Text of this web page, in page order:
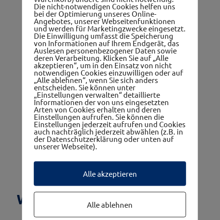
Was bedeutet westwinkel?
Die nicht-notwendigen Cookies helfen uns
bei der Optimierung unseres Online-
Angebotes, unserer Webseitenfunktionen
und werden für Marketingzwecke eingesetzt.
Die Einwilligung umfasst die Speicherung
von Informationen auf Ihrem Endgerät, das
Auslesen personenbezogener Daten sowie
deren Verarbeitung. Klicken Sie auf „Alle
akzeptieren“, um in den Einsatz von nicht
notwendigen Cookies einzuwilligen oder auf
„Alle ablehnen“, wenn Sie sich anders
entscheiden. Sie können unter
„Einstellungen verwalten“ detaillierte
Informationen der von uns eingesetzten
Arten von Cookies erhalten und deren
Einstellungen aufrufen. Sie können die
Einstellungen jederzeit aufrufen und Cookies
auch nachträglich jederzeit abwählen (z.B. in
der Datenschutzerklärung oder unten auf
unserer Webseite).
Alle akzeptieren
Alle ablehnen